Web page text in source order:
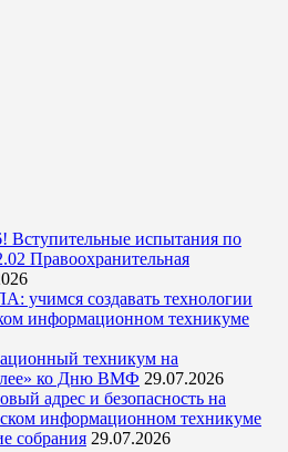
Вступительные испытания по
Правоохранительная
учимся создавать технологии
информационном техникуме
техникум на
ко Дню ВМФ 29.07.2026
адрес и безопасность на
информационном техникуме
собрания 29.07.2026